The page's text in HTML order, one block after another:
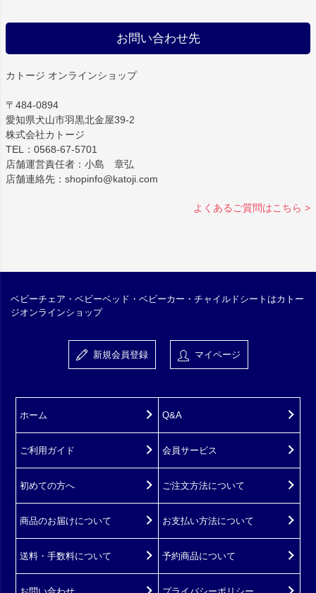
お問い合わせ先
カトージ オンラインショップ
〒484-0894
愛知県犬山市羽黒北金屋39-2
株式会社カトージ
TEL：0568-67-5701
店舗運営責任者：小島 章弘
店舗連絡先：shopinfo@katoji.com
よくあるご質問はこちら >
ベビーチェア・ベビーベッド・ベビーカー・チャイルドシートはカトー
ジオンラインショップ
新規会員登録 マイページ
ホーム
ご利用ガイド
初めての方へ
Q&A
会員サービス
ご注文方法について
商品のお届けについて お支払い方法について
送料・手数料について 予約商品について